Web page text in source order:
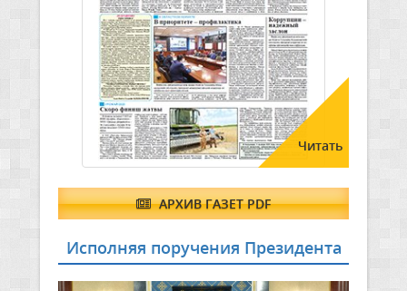
Читать
АРХИВ ГАЗЕТ PDF
Исполняя поручения Президента